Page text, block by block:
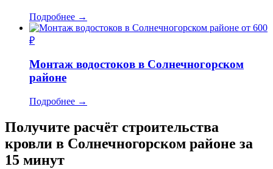
Подробнее →
от 600
₽
Монтаж водостоков в Солнечногорском
районе
Подробнее →
Получите расчёт строительства
кровли в Солнечногорском районе за
15 минут